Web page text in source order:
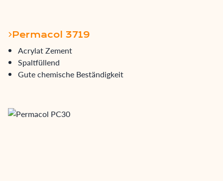
Permacol 3719
Acrylat Zement
Spaltfüllend
Gute chemische Beständigkeit